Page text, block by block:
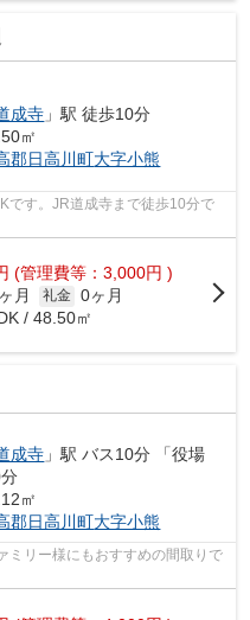
成寺 」駅 徒歩10分
㎡
郡日高川町大字小熊
です。JR道成寺まで徒歩10分で
(管理費等：3,000円 )
月 礼金 0ヶ月
/ 48.50㎡
成寺 」駅 バス10分 「役場
㎡
郡日高川町大字小熊
ミリー様にもおすすめの間取りで